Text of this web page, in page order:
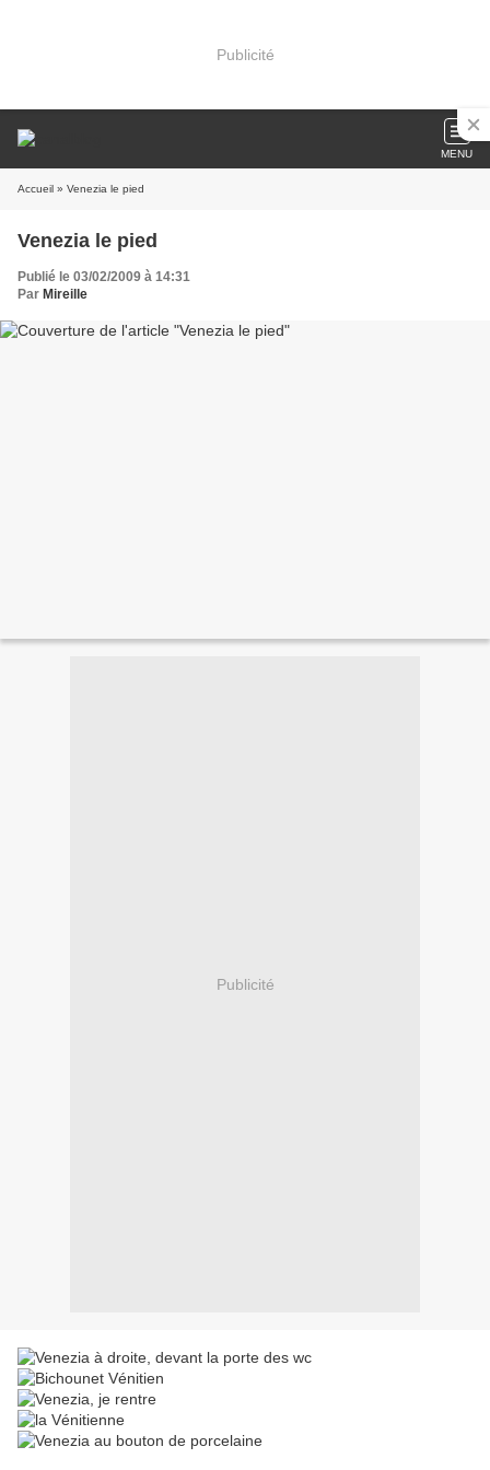
Publicité
MENU
Accueil » Venezia le pied
Venezia le pied
Publié le 03/02/2009 à 14:31
Par Mireille
Publicité